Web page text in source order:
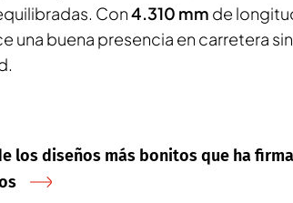
Con4.310 mm de
una buena presencia en carretera
los diseños más bonitos que ha